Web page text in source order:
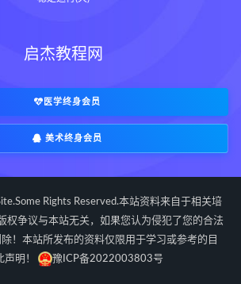
启杰教程网
医学终身会员
美术终身会员
Rights Reserved.本站资料来自于相关培
权争议与本站无关，如果您认为侵犯了您的合法
！本站所发布的资料仅限用于学习或参考的目
声明！
豫ICP备2022003803号